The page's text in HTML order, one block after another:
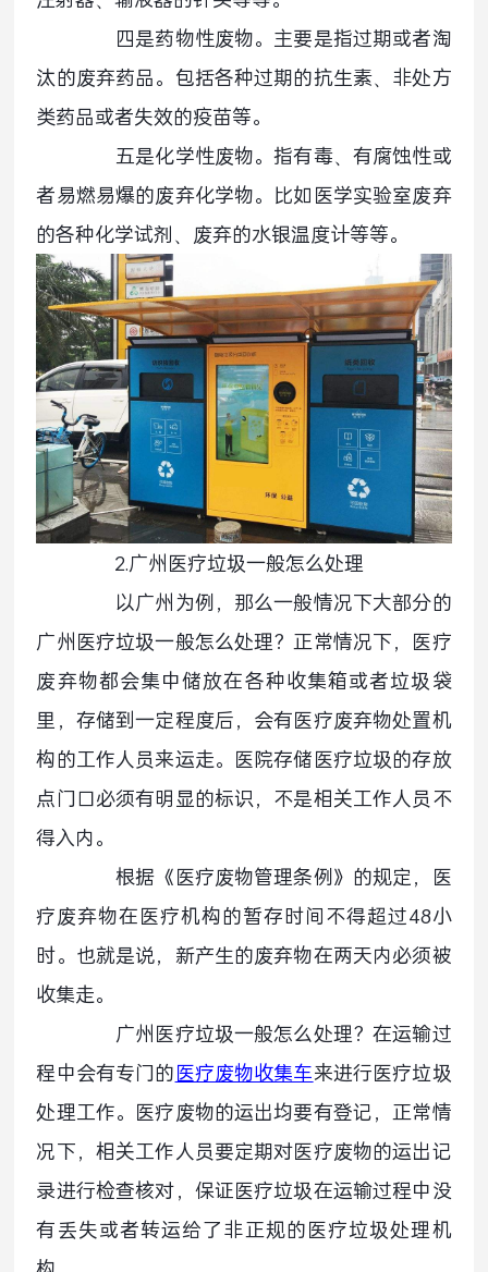
四是药物性废物。主要是指过期或者淘
汰的废弃药品。包括各种过期的抗生素、非处方
类药品或者失效的疫苗等。
五是化学性废物。指有毒、有腐蚀性或
者易燃易爆的废弃化学物。比如医学实验室废弃
的各种化学试剂、废弃的水银温度计等等。
2.广州医疗垃圾一般怎么处理
以广州为例，那么一般情况下大部分的
广州医疗垃圾一般怎么处理？正常情况下，医疗
废弃物都会集中储放在各种收集箱或者垃圾袋
里，存储到一定程度后，会有医疗废弃物处置机
构的工作人员来运走。医院存储医疗垃圾的存放
点门口必须有明显的标识，不是相关工作人员不
得入内。
根据《医疗废物管理条例》的规定，医
疗废弃物在医疗机构的暂存时间不得超过48小
时。也就是说，新产生的废弃物在两天内必须被
收集走。
广州医疗垃圾一般怎么处理？在运输过
程中会有专门的医疗废物收集车来进行医疗垃圾
处理工作。医疗废物的运出均要有登记，正常情
况下，相关工作人员要定期对医疗废物的运出记
录进行检查核对，保证医疗垃圾在运输过程中没
有丢失或者转运给了非正规的医疗垃圾处理机